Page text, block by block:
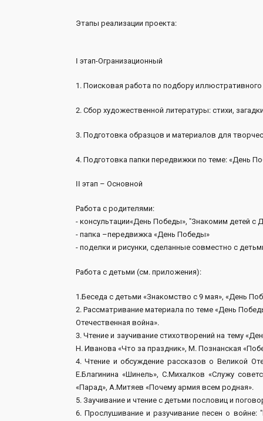
Этапы реализации проекта:
I этап-Огранизационный
1. Поисковая работа по подбору
2. Сбор художественной литературы: стихи,
3. Подготовка образцов и материалов для
4. Подготовка папки передвижки по теме: «День
II этап – Основной
Работа с родителями:
- консультации«День Победы», "Знакомим детей с
- папка –передвижка «День Победы»
- поделки и рисунки, сделанные совместно с
Работа с детьми (см. приложения):
1.Беседа с детьми «Знакомство с 9 мая», «День
2. Рассматривание материала по теме «День
Отечественная война».
3. Чтение и заучивание стихотворений на тему
Н. Иванова «Что за праздник», М. Познанская
4. Чтение и обсуждение рассказов о Великой
Е.Благинина «Шинель», С.Михалков «Служу
«Парад», А.Митяев «Почему армия всем родная».
5. Заучивание и чтение с детьми пословиц и
6. Прослушивание и разучивание песен о